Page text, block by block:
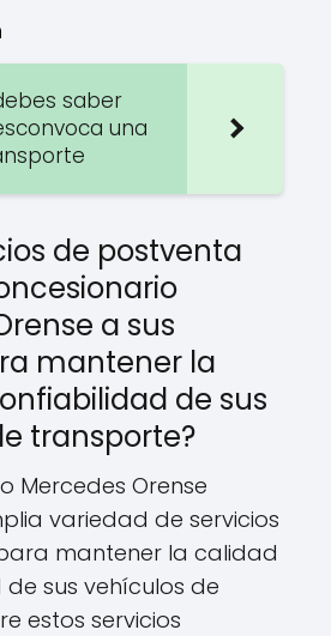
saber
una
de postventa
a sus
mantener la
de sus
transporte?
Mercedes Orense
variedad de servicios
mantener la calidad
sus vehículos de
estos servicios